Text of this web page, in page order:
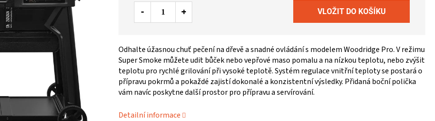
Odhalte úžasnou chuť pečení na dřevě a snadné ovládání s modelem Woodridge Pro. V režimu
Super Smoke můžete udit bůček nebo vepřové maso pomalu a na nízkou teplotu, nebo zvýšit
teplotu pro rychlé grilování při vysoké teplotě. Systém regulace vnitřní teploty se postará o
přípravu pokrmů a pokaždé zajistí dokonalé a konzistentní výsledky. Přidaná boční polička
vám navíc poskytne další prostor pro přípravu a servírování.
Detailní informace